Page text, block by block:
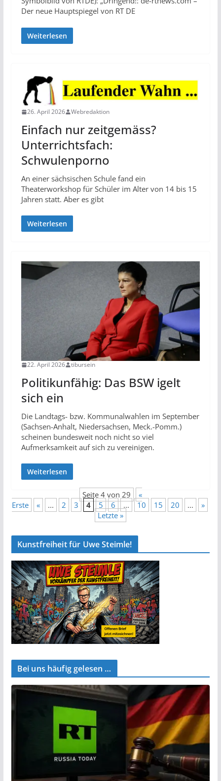
Der neue Hauptspiegel von RT DE
Weiterlesen
26. April 2026 Webredaktion
Einfach nur zeitgemäss?
Unterrichtsfach:
Schwulenporno
An einer sächsischen Schule fand ein
Theaterworkshop für Schüler im Alter von 14 bis 15
Jahren statt. Aber es gibt
Weiterlesen
22. April 2026 tibursein
Politikunfähig: Das BSW igelt
sich ein
Die Landtags- bzw. Kommunalwahlen im September
(Sachsen-Anhalt, Niedersachsen, Meck.-Pomm.)
scheinen bundesweit noch nicht so viel
Aufmerksamkeit auf sich zu vereinigen.
Weiterlesen
Seite 4 von 29
«
Erste
« ... 2 3 4 5 6 ... 10 15 20 ...
»
Letzte »
Kunstfreiheit für Uwe Steimle!
Bei uns häufig gelesen …